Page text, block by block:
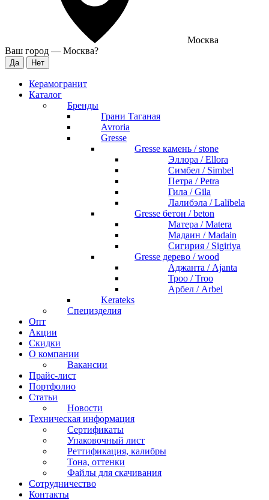
Москва
Ваш город — Москва?
Керамогранит
Каталог
Бренды
Грани Таганая
Avroria
Gresse
Gresse камень / stone
Эллора / Ellora
Симбел / Simbel
Петра / Petra
Гила / Gila
Лалибэла / Lalibela
Gresse бетон / beton
Матера / Matera
Мадаин / Madain
Сигирия / Sigiriya
Gresse дерево / wood
Аджанта / Ajanta
Троо / Troo
Арбел / Arbel
Kerateks
Специзделия
Опт
Акции
Скидки
О компании
Вакансии
Прайс-лист
Портфолио
Статьи
Новости
Техническая информация
Сертификаты
Упаковочный лист
Реттификация, калибры
Тона, оттенки
Файлы для cкачивания
Сотрудничество
Контакты